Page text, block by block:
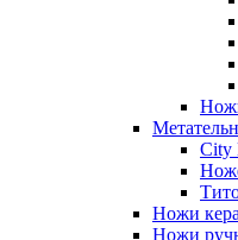
City
Ножи
Ножи